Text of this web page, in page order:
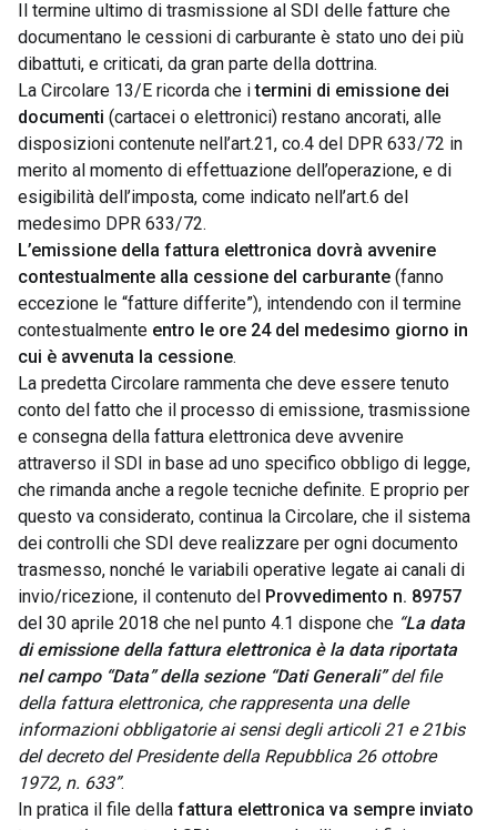
Il termine ultimo di trasmissione al SDI delle fatture che
documentano le cessioni di carburante è stato uno dei più
dibattuti, e criticati, da gran parte della dottrina.
La Circolare 13/E ricorda che itermini di emissione dei
documenti (cartacei o elettronici) restano ancorati, alle
disposizioni contenute nell’art.21, co.4 del DPR 633/72 in
merito al momento di effettuazione dell’operazione, e di
esigibilità dell’imposta, come indicato nell’art.6 del
medesimo DPR 633/72.
L’emissione della fattura elettronica dovrà avvenire
contestualmente alla cessione del carburante(fanno
eccezione le “fatture differite”), intendendo con il termine
contestualmente entro le ore 24 del medesimo giorno in
cui è avvenuta la cessione.
La predetta Circolare rammenta che deve essere tenuto
conto del fatto che il processo di emissione, trasmissione
e consegna della fattura elettronica deve avvenire
attraverso il SDI in base ad uno specifico obbligo di legge,
che rimanda anche a regole tecniche definite. E proprio per
questo va considerato, continua la Circolare, che il sistema
dei controlli che SDI deve realizzare per ogni documento
trasmesso, nonché le variabili operative legate ai canali di
invio/ricezione, il contenuto del Provvedimento n. 89757
del 30 aprile 2018 che nel punto 4.1 dispone che “La data
di emissione della fattura elettronica è la data riportata
nel campo “Data” della sezione “Dati Generali”del file
della fattura elettronica, che rappresenta una delle
informazioni obbligatorie ai sensi degli articoli 21 e 21bis
del decreto del Presidente della Repubblica 26 ottobre
1972, n. 633”.
In pratica il file della fattura elettronica va sempre inviato